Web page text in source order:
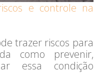
e controle na
trazer riscos para
como prevenir,
essa condição